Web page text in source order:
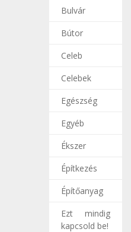
Bulvár
Bútor
Celeb
Celebek
Egészség
Egyéb
Ékszer
Építkezés
Építőanyag
Ezt mindig
kapcsold be!